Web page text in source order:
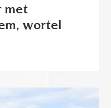
met
wortel